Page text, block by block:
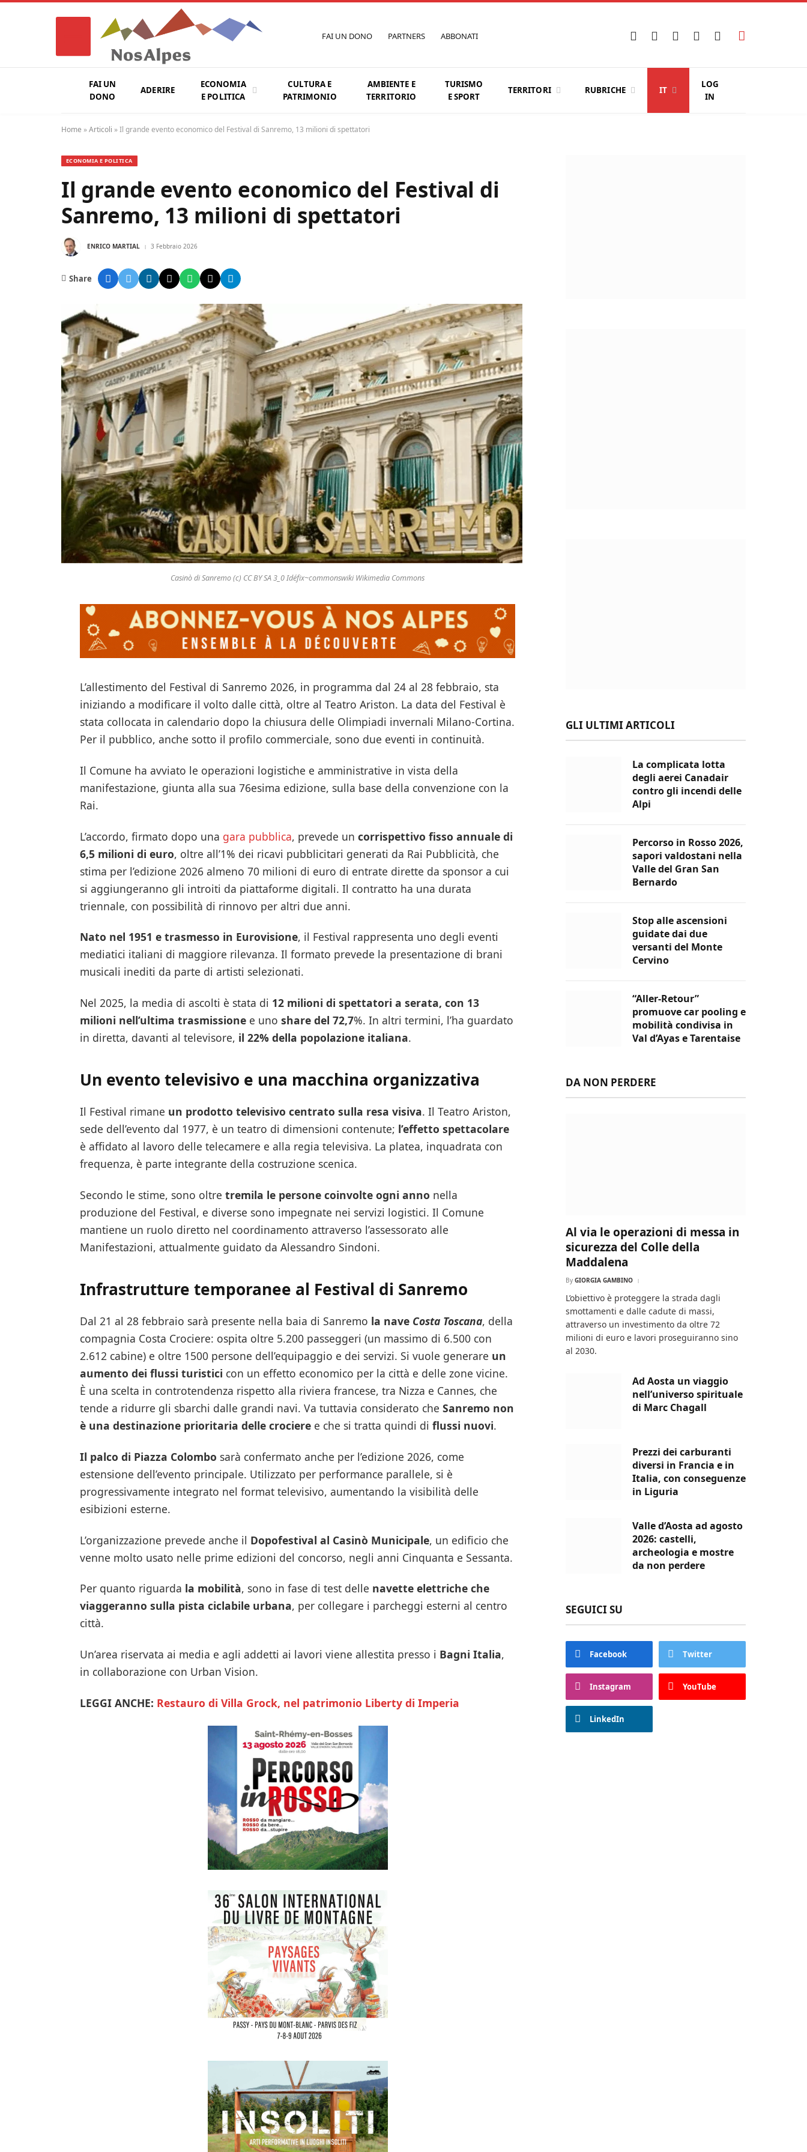
FAI UN DONO PARTNERS ABBONATI Facebook
X
Instagram
YouTubeLinkedIn
FAI UN
DONO
ADERIRE
ECONOMIA
E POLITICA
CULTURA E
PATRIMONIO
AMBIENTE E
TERRITORIO
TURISMO
E SPORT
TERRITORI RUBRICHE IT
LOG
IN
Home »Articoli »Il grande evento economico del Festival di Sanremo, 13 milioni di spettatori
ECONOMIA E POLITICA
Il grande evento economico del Festival di
Sanremo, 13 milioni di spettatori
ENRICO MARTIAL 3 Febbraio 2026
Share
Casinò di Sanremo (c) CC BY SA 3_0 Idéfix~commonswiki Wikimedia Commons
L’allestimento del Festival di Sanremo 2026, in programma dal 24 al 28 febbraio, sta
iniziando a modificare il volto dalle città, oltre al Teatro Ariston. La data del Festival è
stata collocata in calendario dopo la chiusura delle Olimpiadi invernali Milano-Cortina.
Per il pubblico, anche sotto il profilo commerciale, sono due eventi in continuità.
Il Comune ha avviato le operazioni logistiche e amministrative in vista della
manifestazione, giunta alla sua 76esima edizione, sulla base della convenzione con la
Rai.
L’accordo, firmato dopo una gara pubblica, prevede un corrispettivo fisso annuale di
6,5 milioni di euro, oltre all’1% dei ricavi pubblicitari generati da Rai Pubblicità, che
stima per l’edizione 2026 almeno 70 milioni di euro di entrate dirette da sponsor a cui
si aggiungeranno gli introiti da piattaforme digitali. Il contratto ha una durata
triennale, con possibilità di rinnovo per altri due anni.
Nato nel 1951 e trasmesso in Eurovisione, il Festival rappresenta uno degli eventi
mediatici italiani di maggiore rilevanza. Il formato prevede la presentazione di brani
musicali inediti da parte di artisti selezionati.
Nel 2025, la media di ascolti è stata di 12 milioni di spettatori a serata, con 13
milioni nell’ultima trasmissionee uno share del 72,7%. In altri termini, l’ha guardato
in diretta, davanti al televisore, il 22% della popolazione italiana.
Un evento televisivo e una macchina organizzativa
Il Festival rimane un prodotto televisivo centrato sulla resa visiva. Il Teatro Ariston,
sede dell’evento dal 1977, è un teatro di dimensioni contenute; l’effetto spettacolare
è affidato al lavoro delle telecamere e alla regia televisiva. La platea, inquadrata con
frequenza, è parte integrante della costruzione scenica.
Secondo le stime, sono oltre tremila le persone coinvolte ogni anno nella
produzione del Festival, e diverse sono impegnate nei servizi logistici. Il Comune
mantiene un ruolo diretto nel coordinamento attraverso l’assessorato alle
Manifestazioni, attualmente guidato da Alessandro Sindoni.
Infrastrutture temporanee al Festival di Sanremo
Dal 21 al 28 febbraio sarà presente nella baia di Sanremo la nave Costa Toscana, della
compagnia Costa Crociere: ospita oltre 5.200 passeggeri (un massimo di 6.500 con
2.612 cabine) e oltre 1500 persone dell’equipaggio e dei servizi. Si vuole generare un
aumento dei flussi turistici con un effetto economico per la città e delle zone vicine.
È una scelta in controtendenza rispetto alla riviera francese, tra Nizza e Cannes, che
tende a ridurre gli sbarchi dalle grandi navi. Va tuttavia considerato che Sanremo non
è una destinazione prioritaria delle crocieree che si tratta quindi di flussi nuovi.
Il palco di Piazza Colombo sarà confermato anche per l’edizione 2026, come
estensione dell’evento principale. Utilizzato per performance parallele, si è
progressivamente integrato nel format televisivo, aumentando la visibilità delle
esibizioni esterne.
L’organizzazione prevede anche il Dopofestival al Casinò Municipale, un edificio che
venne molto usato nelle prime edizioni del concorso, negli anni Cinquanta e Sessanta.
Per quanto riguarda la mobilità, sono in fase di test delle navette elettriche che
viaggeranno sulla pista ciclabile urbana, per collegare i parcheggi esterni al centro
città.
Un’area riservata ai media e agli addetti ai lavori viene allestita presso i Bagni Italia,
in collaborazione con Urban Vision.
LEGGI ANCHE: Restauro di Villa Grock, nel patrimonio Liberty di Imperia
GLI ULTIMI ARTICOLI
La complicata lotta
degli aerei Canadair
contro gli incendi delle
Alpi
Percorso in Rosso 2026,
sapori valdostani nella
Valle del Gran San
Bernardo
Stop alle ascensioni
guidate dai due
versanti del Monte
Cervino
“Aller-Retour”
promuove car pooling e
mobilità condivisa in
Val d’Ayas e Tarentaise
DA NON PERDERE
Al via le operazioni di messa in
sicurezza del Colle della
Maddalena
By GIORGIA GAMBINO
L’obiettivo è proteggere la strada dagli
smottamenti e dalle cadute di massi,
attraverso un investimento da oltre 72
milioni di euro e lavori proseguiranno sino
al 2030.
Ad Aosta un viaggio
nell’universo spirituale
di Marc Chagall
Prezzi dei carburanti
diversi in Francia e in
Italia, con conseguenze
in Liguria
Valle d’Aosta ad agosto
2026: castelli,
archeologia e mostre
da non perdere
SEGUICI SU
Facebook Twitter
Instagram YouTube
LinkedIn